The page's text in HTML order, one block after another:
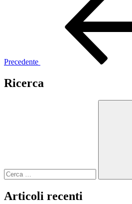
Precedente
Ricerca
Articoli recenti